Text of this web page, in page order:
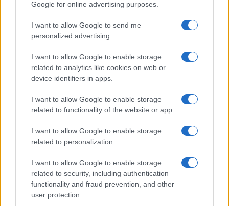
Google for online advertising purposes.
I want to allow Google to send me
personalized advertising.
I want to allow Google to enable storage
related to analytics like cookies on web or
device identifiers in apps.
I want to allow Google to enable storage
related to functionality of the website or app.
I want to allow Google to enable storage
related to personalization.
I want to allow Google to enable storage
related to security, including authentication
functionality and fraud prevention, and other
user protection.
Pagare lo stato: con le fintech si
risparmia tempo, code e contanti
diDeborah Ullasci
28 Gennaio 2022, 9:04